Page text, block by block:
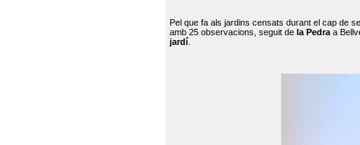
Pel que fa als jardins censats durant el cap de
amb 25 observacions, seguit de la Pedra a
jardí